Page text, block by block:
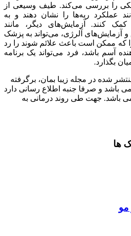
را بررسی می‌کند. طیف وسیعی از
عملکرد ریه‌ها را نشان دهند و به
کنند. آزمایش‌های دیگر، مانند
آزمایش‌های آلرژی، می‌تواند به پزشک
که ممکن است باعث علائم شوند را رد
آسم باشد، فرد می‌تواند یک برنامه
بگذارد.
شده در مجله زیبا بمان، برگرفته
باشد و صرفا جنبه اطلاع رسانی دارد
باشد. جهت طی روند درمانی به
ها
مو